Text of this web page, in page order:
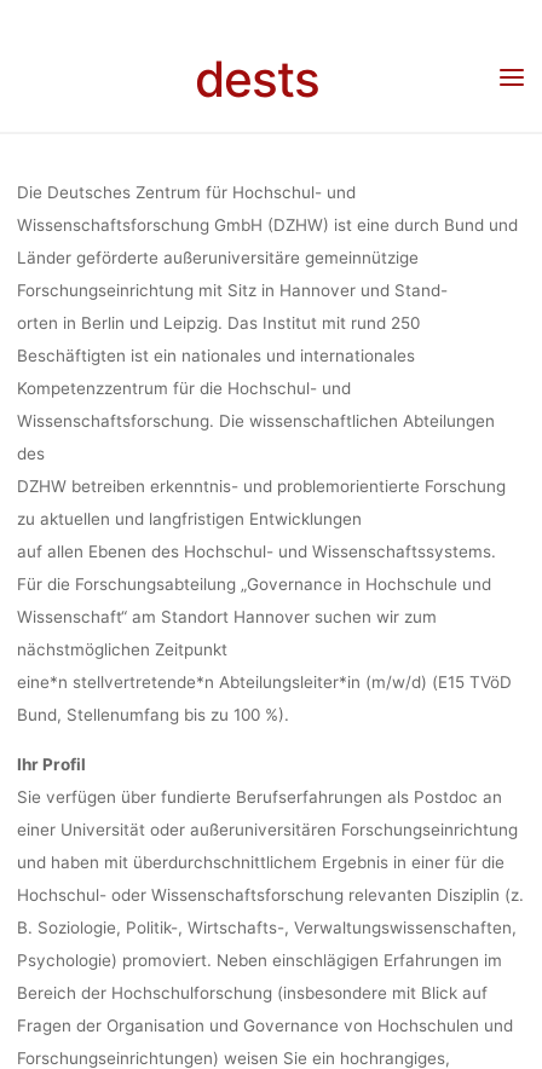
dests
ZENTRUM
(DZHW),
Stellenangebot: stellvertr. Abteilungsleitung in der Abteilung
“Governance in Hochschule und Wissenschaft”, Deutsches Zentrum für Hochschul- und
Die Deutsches Zentrum für Hochschul- und
Wissenschaftsforschung GmbH (DZHW) ist eine durch Bund und
Länder geförderte außeruniversitäre gemeinnützige
Forschungseinrichtung mit Sitz in Hannover und Stand-
orten in Berlin und Leipzig. Das Institut mit rund 250
Beschäftigten ist ein nationales und internationales
Kompetenzzentrum für die Hochschul- und
Wissenschaftsforschung. Die wissenschaftlichen Abteilungen
des
DZHW betreiben erkenntnis- und problemorientierte Forschung
zu aktuellen und langfristigen Entwicklungen
auf allen Ebenen des Hochschul- und Wissenschaftssystems.
Für die Forschungsabteilung „Governance in Hochschule und
Wissenschaft“ am Standort Hannover suchen wir zum
nächstmöglichen Zeitpunkt
eine*n stellvertretende*n Abteilungsleiter*in (m/w/d) (E15 TVöD
Bund, Stellenumfang bis zu 100 %).
Ihr Profil
Sie verfügen über fundierte Berufserfahrungen als Postdoc an
einer Universität oder außeruniversitären Forschungseinrichtung
und haben mit überdurchschnittlichem Ergebnis in einer für die
Hochschul- oder Wissenschaftsforschung relevanten Disziplin (z.
B. Soziologie, Politik-, Wirtschafts-, Verwaltungswissenschaften,
Psychologie) promoviert. Neben einschlägigen Erfahrungen im
Bereich der Hochschulforschung (insbesondere mit Blick auf
Fragen der Organisation und Governance von Hochschulen und
Forschungseinrichtungen) weisen Sie ein hochrangiges,